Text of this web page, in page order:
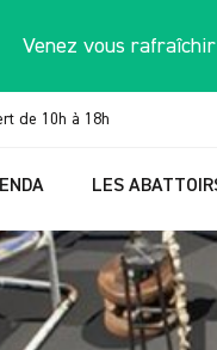
Venez vous
de 10h à 18h
LES